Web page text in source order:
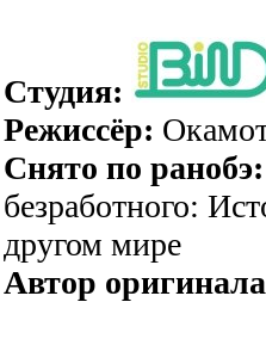
Студия:
Режиссёр:
Снято по ранобэ:
безработного:
другом мире
Автор